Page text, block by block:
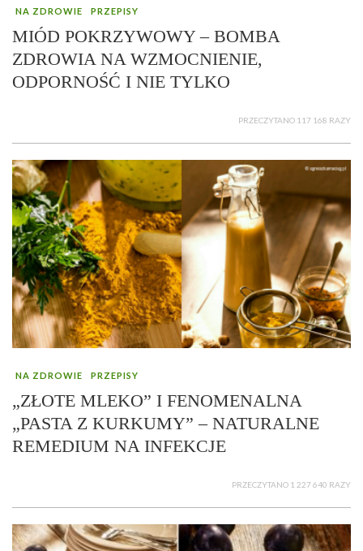
NA ZDROWIE PRZEPISY
MIÓD POKRZYWOWY – BOMBA
ZDROWIA NA WZMOCNIENIE,
ODPORNOŚĆ I NIE TYLKO
PRZECZYTANO 117 168 RAZY
NA ZDROWIE PRZEPISY
„ZŁOTE MLEKO” I FENOMENALNA
„PASTA Z KURKUMY” – NATURALNE
REMEDIUM NA INFEKCJE
PRZECZYTANO 1 227 640 RAZY